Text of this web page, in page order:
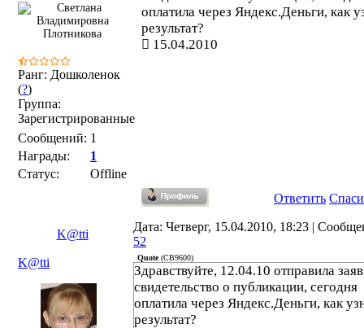
Ранг: Дошколенок
(?)
Группа:
Зарегистрированные
Сообщений: 1
Награды:
1
Статус:
Offline
оплатила через Яндекс.Деньги, как
результат?
15.04.2010
Ответить
K@tti
Дата: Четверг, 15.04.2010, 18:23 |
52
K@tti
Quote(СВ9600)
Здравствуйте, 12.04.10 отправила
свидетельство о публикации, сегодня
оплатила через Яндекс.Деньги, как
результат?